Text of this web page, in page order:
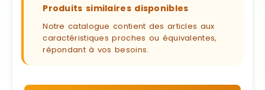
Produits similaires disponibles
Notre catalogue contient des articles aux
caractéristiques proches ou équivalentes,
répondant à vos besoins.